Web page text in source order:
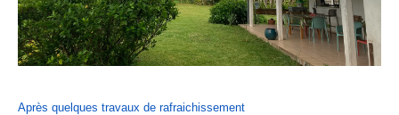
Après quelques travaux de rafraichissement